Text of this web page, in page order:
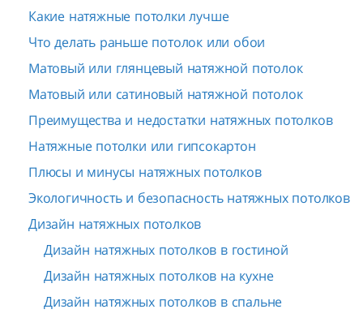
Какие натяжные потолки лучше
Что делать раньше потолок или обои
Матовый или глянцевый натяжной потолок
Матовый или сатиновый натяжной потолок
Преимущества и недостатки натяжных потолков
Натяжные потолки или гипсокартон
Плюсы и минусы натяжных потолков
Экологичность и безопасность натяжных потолков
Дизайн натяжных потолков
Дизайн натяжных потолков в гостиной
Дизайн натяжных потолков на кухне
Дизайн натяжных потолков в спальне